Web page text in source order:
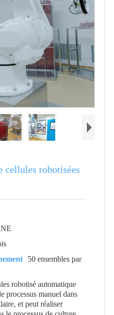
cellules robotisées
50 ensembles par
robotisé automatique
processus manuel dans
et peut réaliser